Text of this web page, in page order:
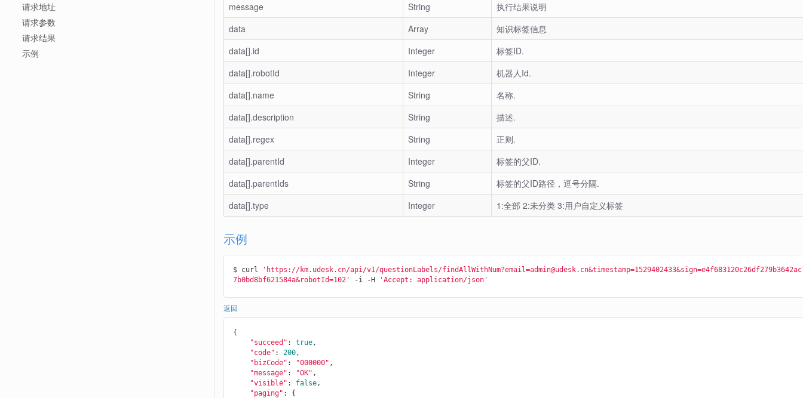
请求地址
请求参数
请求结果
示例
message
String
执行结果说明
data
Array
知识标签信息
data[].id
Integer
标签ID.
data[].robotId
Integer
机器人Id.
data[].name
String
名称.
data[].description
String
描述.
data[].regex
String
正则.
data[].parentId
Integer
标签的父ID.
data[].parentIds
String
标签的父ID路径，逗号分隔.
data[].type
Integer 1:全部 2:未分类 3:用户自定义标签
示例
$ curl
'https://km.udesk.cn/api/v1/questionLabels/
7b0bd8bf621584a&robotId=102'
-i -H 'Accept: application/json'
返回
{
"succeed" : true ,
"code" : 200 ,
"bizCode" : "000000" ,
"message" : "OK" ,
"visible" : false ,
"paging" : {